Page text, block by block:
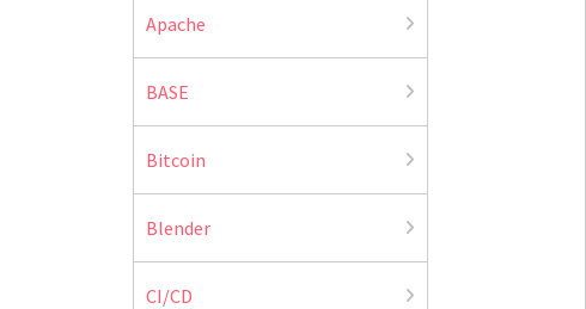
Apache
BASE
Bitcoin
Blender
CI/CD